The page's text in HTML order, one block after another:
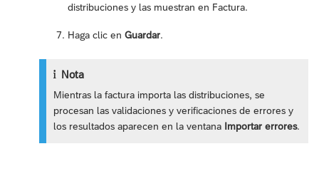
distribuciones y las muestran en Factura.
Haga clic en Guardar.
Nota
Mientras la factura importa las distribuciones, se
procesan las validaciones y verificaciones de errores y
los resultados aparecen en la ventana Importar errores.